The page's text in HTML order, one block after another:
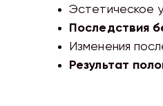
Эстетическое
Последствия
Изменения
Результат